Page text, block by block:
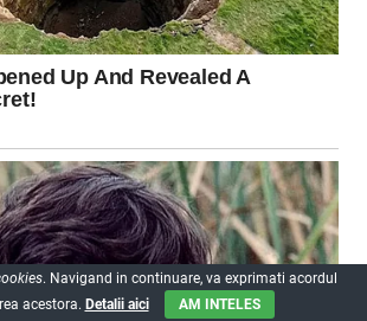
. Navigand in continuare, va exprimati acordul
acestora. Detalii aici AM INTELES